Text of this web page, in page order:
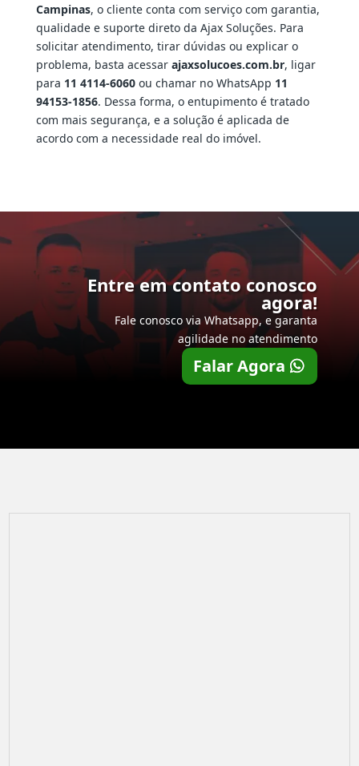
Campinas, o cliente conta com serviço com garantia,
qualidade e suporte direto da Ajax Soluções. Para
solicitar atendimento, tirar dúvidas ou explicar o
problema, basta acessar ajaxsolucoes.com.br, ligar
para 11 4114-6060ou chamar no WhatsApp 11
94153-1856. Dessa forma, o entupimento é tratado
com mais segurança, e a solução é aplicada de
acordo com a necessidade real do imóvel.
Entre em contato conosco
agora!
Fale conosco via Whatsapp, e garanta
agilidade no atendimento
Falar Agora